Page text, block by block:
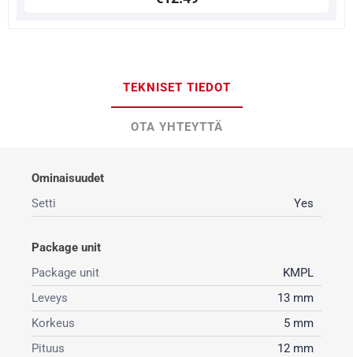
TEKNISET TIEDOT
OTA YHTEYTTÄ
Ominaisuudet
Setti
Yes
Package unit
Package unit
KMPL
Leveys
13 mm
Korkeus
5 mm
Pituus
12 mm